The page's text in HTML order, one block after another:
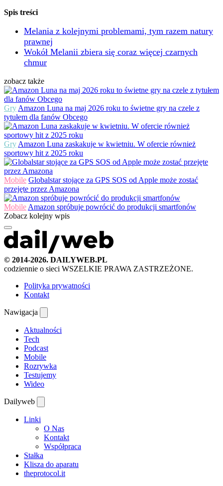
Spis treści
Melania z kolejnymi problemami, tym razem natury
prawnej
Wokół Melanii zbiera się coraz więcej czarnych
chmur
zobacz także
Gry Amazon Luna na maj 2026 roku to świetne gry na czele z
tytułem dla fanów Obcego
Gry Amazon Luna zaskakuje w kwietniu. W ofercie również
sportowy hit z 2025 roku
Mobile Globalstar stojące za GPS SOS od Apple może zostać
przejęte przez Amazona
Mobile Amazon spróbuje powrócić do produkcji smartfonów
Zobacz kolejny wpis
© 2014-2026. DAILYWEB.PL
codziennie o sieci WSZELKIE PRAWA ZASTRZEŻONE.
Polityka prywatności
Kontakt
Nawigacja
Aktualności
Tech
Podcast
Mobile
Rozrywka
Testujemy
Wideo
Dailyweb
Linki
O Nas
Kontakt
Współpraca
Stałka
Klisza do aparatu
theprotocol.it